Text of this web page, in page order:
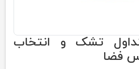
تشک و انتخاب
فضا